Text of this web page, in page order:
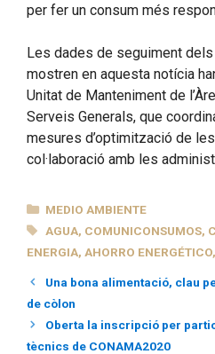
per fer un consum més
Les dades de seguiment
mostren en aquesta notícia
Unitat de Manteniment de
Serveis Generals, que
mesures d’optimització de
col·laboració amb les
CATEGORÍAS
MEDIO AMBIENTE
ETIQUETAS
AGUA, COMUNICONSUMOS,
ENERGIA, AHORRO ENERGÉTICO,
Una bona alimentació, clau
de còlon
Oberta la inscripció per
tècnics de CONAMA2020